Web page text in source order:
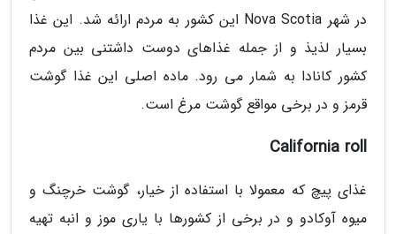
در شهر Nova Scotia این کشور به مردم ارائه شد. این غذا
بسیار لذیذ و از جمله غذاهای دوست داشتنی بین مردم
کشور کانادا به شمار می رود. ماده اصلی این غذا گوشت
قرمز و در برخی مواقع گوشت مرغ است.
California roll
غذای پیچ که معمولا با استفاده از خیار، گوشت خرچنگ و
میوه آوکادو و در برخی از کشورها با یاری موز و انبه تهیه